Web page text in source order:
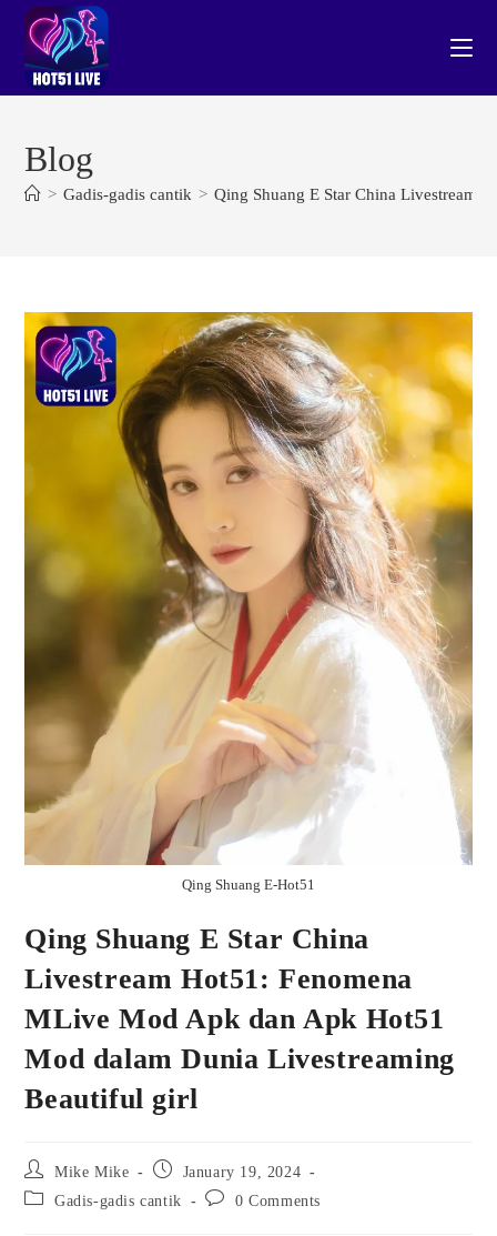
Skip
content
Blog
> Gadis-gadis cantik > Qing Shuang E Star China Livestream
Qing Shuang E-Hot51
Qing Shuang E Star China
Livestream Hot51: Fenomena
MLive Mod Apk dan Apk Hot51
Mod dalam Dunia Livestreaming
Beautiful girl
Post
author:
Mike Mike
Post
published:
January 19, 2024
Post Gadis-gadis cantik
Post 0 Comments